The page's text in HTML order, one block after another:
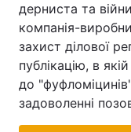
дерниста та
компанія-
захист ділової
публікацію, в
до
задоволенні